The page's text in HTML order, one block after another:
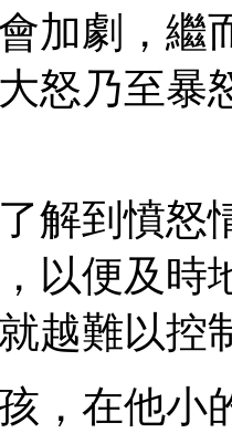
加劇，繼
怒乃至暴
到憤怒
以便及時
越難以控
在他小